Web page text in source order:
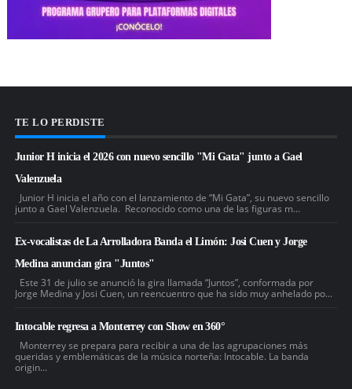
TE LO PERDISTE
Junior H inicia el 2026 con nuevo sencillo "Mi Gata" junto a Gael
Valenzuela
Junior H inicia el año con el lanzamiento de “Mi Gata”, su nuevo sencillo
junto a Gael Valenzuela. Reconocido como una de las figuras m...
Ex-vocalistas de La Arrolladora Banda el Limón: Josi Cuen y Jorge
Medina anuncian gira "Juntos"
Este 31 de julio se anunció la gira llamada “Juntos”, conformada por
Jorge Medina y Josi Cuen, un reencuentro que ha sido muy anhelado po...
Intocable regresa a Monterrey con Show en 360°
Monterrey se prepara para recibir a una de las agrupaciones más
queridas y emblemáticas de la música norteña: Intocable. La banda
origin...